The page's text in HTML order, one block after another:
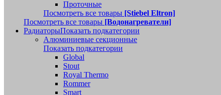
Проточные
Посмотреть все товары [Stiebel Eltron]
Посмотреть все товары [Водонагреватели]
РадиаторыПоказать подкатегории
Алюминиевые секционные
Показать подкатегории
Global
Stout
Royal Thermo
Rommer
Smart